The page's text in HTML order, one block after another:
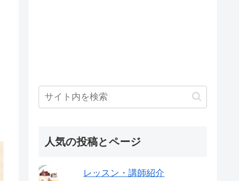
人気の投稿とページ
レッスン・講師紹介